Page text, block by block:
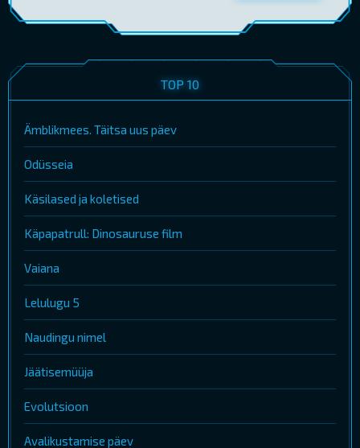
TOP 10
Ämblikmees. Täitsa uus päev
Odüsseia
Käsilased ja koletised
Käpapatrull: Dinosauruse film
Vaiana
Lelulugu 5
Naudingu nimel
Jäätisemüüja
Evolutsioon
Avalikustamise päev